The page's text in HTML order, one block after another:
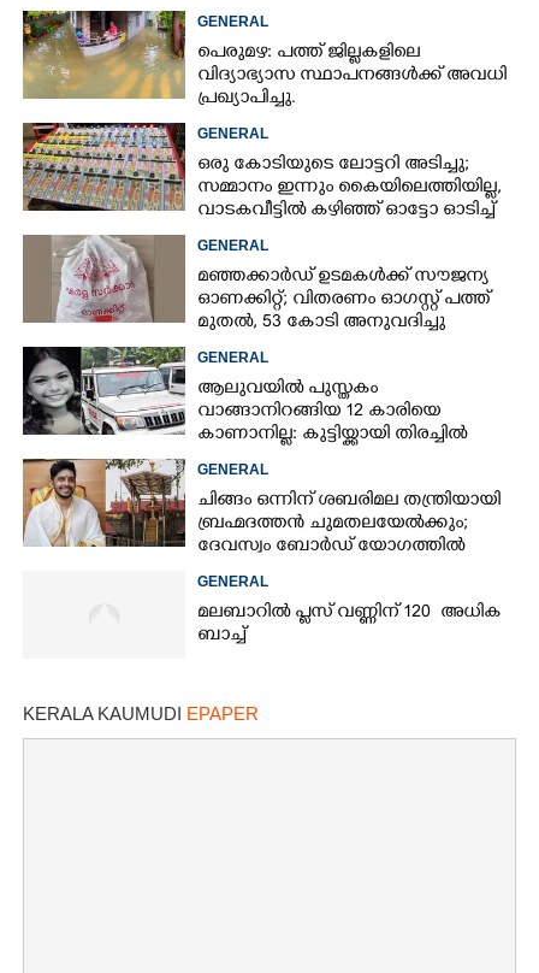
GENERAL
പെരുമഴ: പത്ത് ജില്ലകളിലെ
വിദ്യാഭ്യാസ സ്ഥാപനങ്ങൾക്ക് അവധി
പ്രഖ്യാപിച്ചു.
GENERAL
ഒരു കോടിയുടെ ലോട്ടറി അടിച്ചു;
സമ്മാനം ഇന്നും കൈയിലെത്തിയില്ല,
വാടകവീട്ടിൽ കഴിഞ്ഞ് ഓട്ടോ ഓടിച്ച്
73കാരൻ
GENERAL
മഞ്ഞക്കാർഡ് ഉടമകൾക്ക് സൗജന്യ
ഓണക്കിറ്റ്; വിതരണം ഓഗസ്റ്റ് പത്ത്
മുതൽ, 53 കോടി അനുവദിച്ചു
GENERAL
ആലുവയിൽ പുസ്തകം
വാങ്ങാനിറങ്ങിയ 12 കാരിയെ
കാണാനില്ല: കുട്ടിയ്ക്കായി തിരച്ചിൽ
GENERAL
ചിങ്ങം ഒന്നിന് ശബരിമല തന്ത്രിയായി
ബ്രഹ്മദത്തൻ ചുമതലയേൽക്കും;
ദേവസ്വം ബോർഡ് യോഗത്തിൽ
തീരുമാനം
GENERAL
മലബാറിൽ പ്ലസ് വണ്ണിന് 120 അധിക
ബാച്ച്
KERALA KAUMUDI EPAPER
Share this link